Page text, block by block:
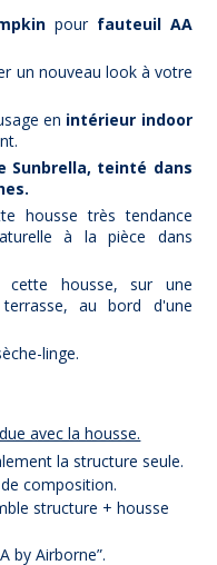
pourfauteuil AA
un nouveau look à votre
en intérieur indoor
Sunbrella, teinté dans
housse très tendance
à la pièce dans
cette housse, sur une
au bord d'une
linge.
avec la housse.
la structure seule.
composition.
structure + housse
by Airborne”.